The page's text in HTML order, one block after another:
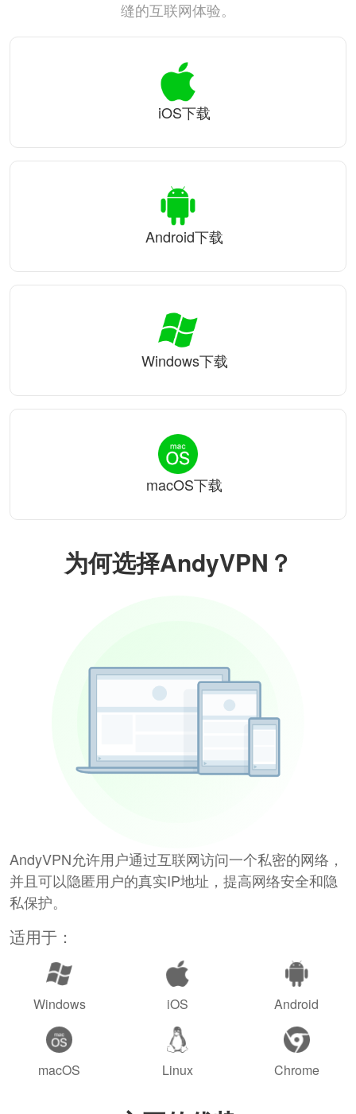
为何选择AndyVPN？
AndyVPN允许用户通过互联网访问一个私密的网络，
并且可以隐匿用户的真实IP地址，提高网络安全和隐
私保护。
适用于：
Windows iOS Android
macOS Linux Chrome
缝的互联网体验。
iOS下载
Android下载
Windows下载
macOS下载